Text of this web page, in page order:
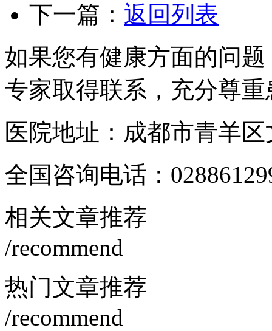
下一篇： 返回列表
如果您有健康方面的问
专家取得联系，充分尊
医院地址：成都市青羊
全国咨询电话：
相关文章推荐
/recommend
热门文章推荐
/recommend